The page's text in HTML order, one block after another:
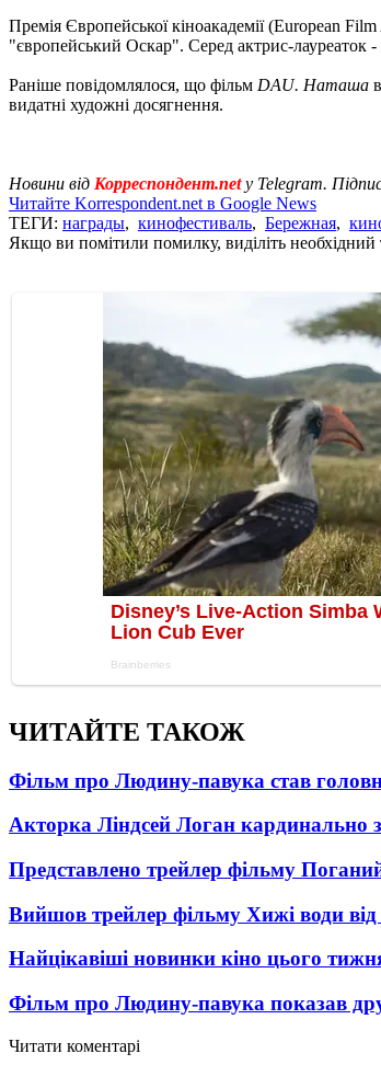
Премія Європейської кіноакадемії (European
"європейський Оскар". Серед актрис-лауреаток
Раніше повідомлялося, що фільм DAU. Наташа
видатні художні досягнення.
Новини від Корреспондент.netу Telegram.
Читайте Korrespondent.net в Google News
ТЕГИ: награды, кинофестиваль, Бережная,
Якщо ви помітили помилку, виділіть
ЧИТАЙТЕ ТАКОЖ
Фільм про Людину-павука став
Акторка Ліндсей Логан кардинально
Представлено трейлер фільму
Вийшов трейлер фільму Хижі води
Найцікавіші новинки кіно цього
Фільм про Людину-павука показав
Читати коментарі